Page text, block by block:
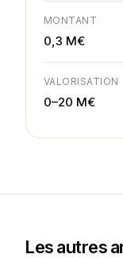
MONTANT
0,3 M€
VALORISATION
0–20 M€
Les autres